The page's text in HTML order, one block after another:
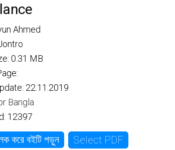
Ahmed
0.31 MB
22.11.2019
Bangla
12397
করে বইটি পড়ুন Select PDF